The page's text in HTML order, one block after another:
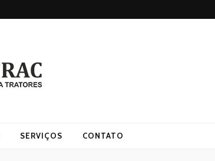
SERVIÇOS CONTATO